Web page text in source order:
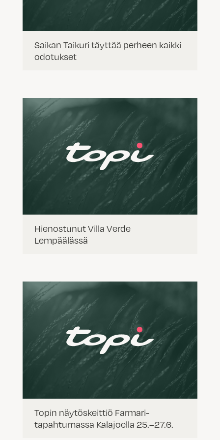
Saikan Taikuri täyttää perheen kaikki
odotukset
Hienostunut Villa Verde
Lempäälässä
Topin näytöskeittiö Farmari-
tapahtumassa Kalajoella 25.–27.6.